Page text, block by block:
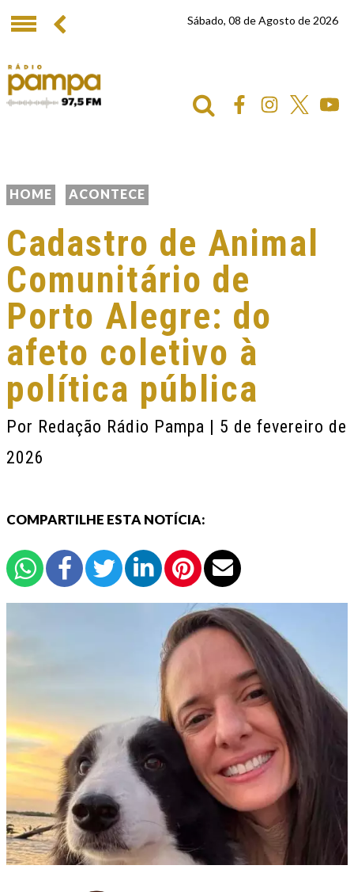
Sábado, 08 de Agosto de 2026
HOME ACONTECE
Cadastro de Animal
Comunitário de
Porto Alegre: do
afeto coletivo à
política pública
Por Redação Rádio Pampa | 5 de fevereiro de
2026
COMPARTILHE ESTA NOTÍCIA: